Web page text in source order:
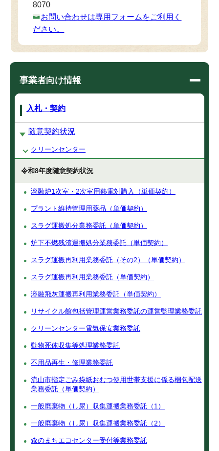
8070
お問い合わせは専用フォームをご利用く
ださい。
事業者向け情報
入札・契約
随意契約状況
クリーンセンター
令和8年度随意契約状況
溶融炉1次室・2次室用熱電対購入（単価契約）
プラント維持管理用薬品（単価契約）
スラグ運搬処分業務委託（単価契約）
炉下不燃残渣運搬処分業務委託（単価契約）
スラグ運搬再利用業務委託（その2）（単価契約）
スラグ運搬再利用業務委託（単価契約）
溶融飛灰運搬再利用業務委託（単価契約）
リサイクル館包括管理運営業務委託の運営監理業務委託
クリーンセンター電気保安業務委託
動物死体収集等処理業務委託
不用品再生・修理業務委託
流山市指定ごみ袋紙おむつ使用世帯支援に係る梱包配送
業務委託（単価契約）
一般廃棄物（し尿）収集運搬業務委託（1）
一般廃棄物（し尿）収集運搬業務委託（2）
森のまちエコセンター受付等業務委託